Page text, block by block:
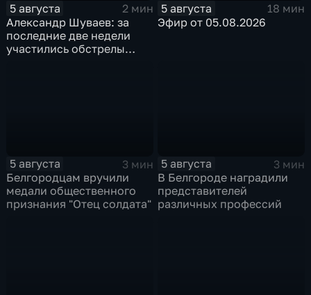
5 августа
2 мин
Александр Шуваев: за
последние две недели
участились обстрелы
5 августа
18 мин
Эфир от 05.08.2026
5 августа
3 мин
Белгородцам вручили
медали общественного
признания "Отец солдата"
5 августа
3 мин
В Белгороде наградили
представителей
различных профессий